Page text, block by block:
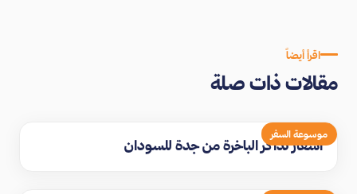
اقرأ أيضاً
مقالات ذات صلة
موسوعة السفر
اسعار تذاكر الباخرة من جدة للسودان